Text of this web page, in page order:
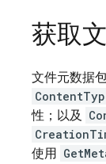
获取
文件元数据
性；以及
使用